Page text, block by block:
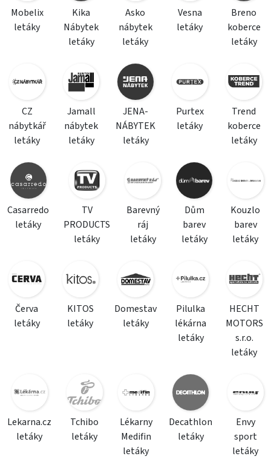
Mobelix
letáky
Kika
Nábytek
letáky
Asko
nábytek
letáky
Vesna
letáky
Breno
koberce
letáky
CZ
nábytkář
letáky
Jamall
nábytek
letáky
JENA-
NÁBYTEK
letáky
Purtex
letáky
Trend
koberce
letáky
Casarredo
letáky
TV
PRODUCTS
letáky
Barevný
ráj
letáky
Dům
barev
letáky
Kouzlo
barev
letáky
Červa
letáky
KITOS
letáky
Domestav
letáky
Pilulka
lékárna
letáky
HECHT
MOTORS
s.r.o.
letáky
Lekarna.cz
letáky
Tchibo
letáky
Lékarny
Medifin
letáky
Decathlon
letáky
Envy
sport
letáky